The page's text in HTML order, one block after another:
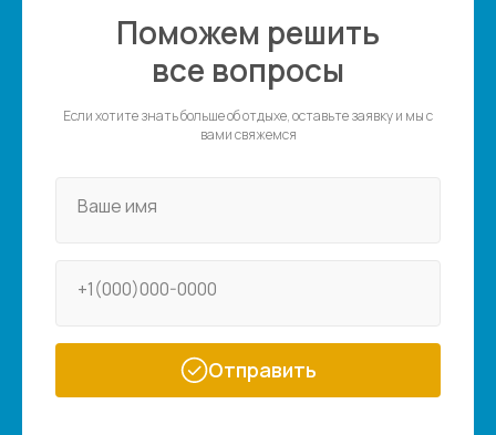
Поможем решить
все вопросы
Если хотите знать больше об отдыхе, оставьте заявку и мы с
вами свяжемся
Ваше имя
+1(000)000-0000
Отправить